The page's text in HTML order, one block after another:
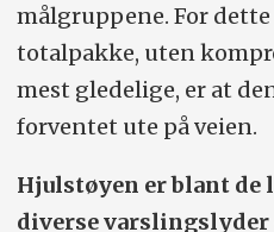
målgruppene. For
totalpakke, uten
mest gledelige, er at
forventet ute på veien.
Hjulstøyen er blant de
diverse